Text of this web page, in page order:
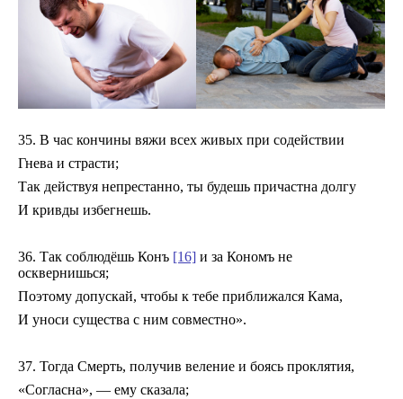
35. В час кончины вяжи всех живых при содействии
Гнева и страсти;
Так действуя непрестанно, ты будешь причастна долгу
И кривды избегнешь.
36. Так соблюдёшь Конъ [16] и за Кономъ не
осквернишься;
Поэтому допускай, чтобы к тебе приближался Кама,
И уноси существа с ним совместно».
37. Тогда Смерть, получив веление и боясь проклятия,
«Согласна», — ему сказала;